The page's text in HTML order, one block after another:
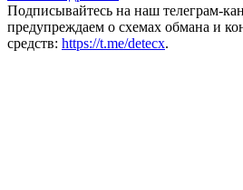
Подписывайтесь на наш телеграм-
предупреждаем о схемах обмана и
средств: https://t.me/detecx.